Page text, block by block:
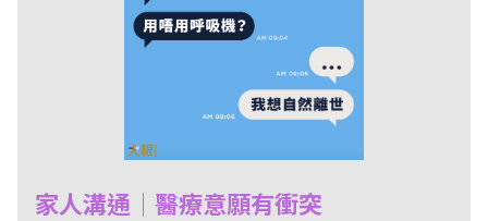
家人溝通｜醫療意願有衝突